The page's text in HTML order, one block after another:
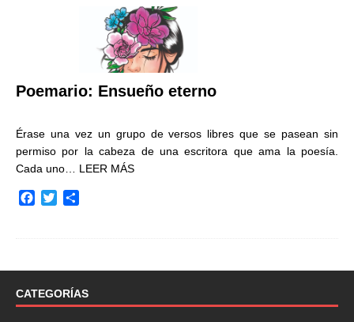
Poemario: Ensueño eterno
Érase una vez un grupo de versos libres que se pasean sin
permiso por la cabeza de una escritora que ama la poesía.
Cada uno… LEER MÁS
o
k
r
t
i
CATEGORÍAS